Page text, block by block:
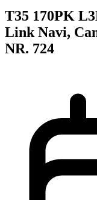
T35 170PK
Link Navi,
NR. 724